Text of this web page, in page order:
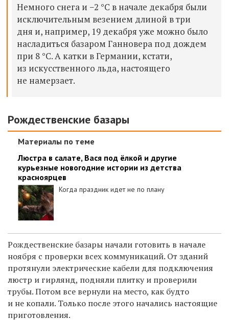
Немного снега и −2 °С в начале декабря были
исключительным везением длиной в три
дня и, например, 19 декабря уже можно было
насладиться базаром Ганновера под дождем
при 8 °С. А катки в Германии, кстати,
из искусственного льда, настоящего
не намерзает.
Рождественские базары
Материалы по теме
Люстра в салате, Вася под ёлкой и другие
курьезные новогодние истории из детства
красноярцев
Когда праздник идет не по плану
Рождественские базары начали готовить в начале
ноября с проверки всех коммуникаций. От зданий
протянули электрические кабели для подключения
люстр и гирлянд, подняли плитку и проверили
трубы. Потом все вернули на место, как будто
и не копали. Только после этого начались настоящие
приготовления.